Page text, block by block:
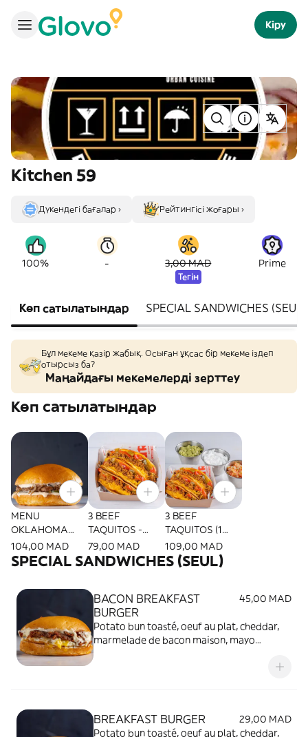
Кіру
Kitchen 59
Дүкендегі бағалар › Рейтингісі жоғары ›
100% - 3,00 MAD
Тегін
Prime
Көп сатылатындар SPECIAL SANDWICHES (SEUL)
Бұл мекеме қазір жабық. Осыған ұқсас бір мекеме іздеп
отырсыз ба?
Маңайдағы мекемелерді зерттеу
Көп сатылатындар
MENU
OKLAHOMA
STYLE
104,00 MAD
3 BEEF
TAQUITOS -
SOLO (1 Pers.)
79,00 MAD
3 BEEF
TAQUITOS (1
Pers.)
109,00 MAD
SPECIAL SANDWICHES (SEUL)
BACON BREAKFAST
BURGER
45,00 MAD
Potato bun toasté, oeuf au plat, cheddar,
marmelade de bacon maison, mayo
BREAKFAST BURGER
29,00 MAD
Potato bun toasté, oeuf au plat, cheddar,